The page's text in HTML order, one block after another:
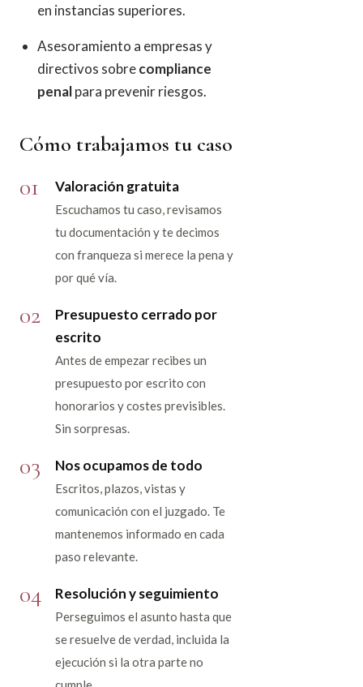
en instancias superiores.
Asesoramiento a empresas y
directivos sobrecompliance
penalpara prevenir riesgos.
Cómo trabajamos tu caso
01 Valoración gratuita
Escuchamos tu caso, revisamos
tu documentación y te decimos
con franqueza si merece la pena y
por qué vía.
02
Presupuesto cerrado por
escrito
Antes de empezar recibes un
presupuesto por escrito con
honorarios y costes previsibles.
Sin sorpresas.
03 Nos ocupamos de todo
Escritos, plazos, vistas y
comunicación con el juzgado. Te
mantenemos informado en cada
paso relevante.
04 Resolución y seguimiento
Perseguimos el asunto hasta que
se resuelve de verdad, incluida la
ejecución si la otra parte no